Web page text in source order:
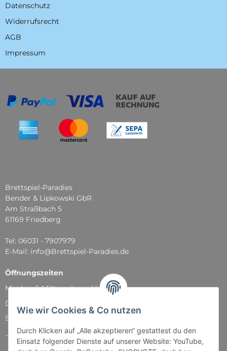
Wie wir Cookies & Co nutzen
Durch Klicken auf „Alle akzeptieren“ gestattest du den
Einsatz folgender Dienste auf unserer Website: YouTube,
Datenschutz
Widerrufsrecht
AGB
Impressum
Brettspiel-Paradies
Bender & Lipkowski GbR
Am Straßbach 5
61169 Friedberg
Tel: 06031 - 7907979
E-Mail: info@Brettspiel-Paradies.de
Öffnungszeiten
Montag & Mittwoch nur Versand
Dienstag, Donnerstag und Freitag: 11:00 - 18:30 Uhr
Samstag: 11:00 - 14:00 Uhr
...und natürlich während unserer Events